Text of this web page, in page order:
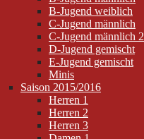
B-Jugend weiblich
C-Jugend männlich
C-Jugend männlich 2
D-Jugend gemischt
E-Jugend gemischt
Minis
Saison 2015/2016
Herren 1
Herren 2
Herren 3